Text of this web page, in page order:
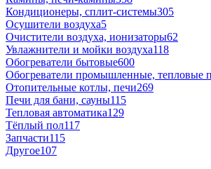
Кондиционеры, сплит-системы305
Осушители воздуха5
Очистители воздуха, ионизаторы62
Увлажнители и мойки воздуха118
Обогреватели бытовые600
Обогреватели промышленные, тепловые
Отопительные котлы, печи269
Печи для бани, сауны115
Тепловая автоматика129
Тёплый пол117
Запчасти115
Другое107